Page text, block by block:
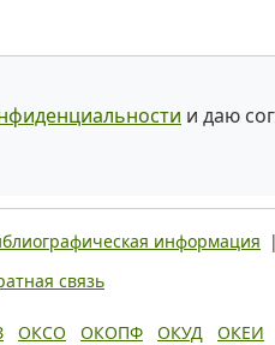
и даю
информация |
связь
ОКСО ОКОПФ ОКУД ОКЕИ